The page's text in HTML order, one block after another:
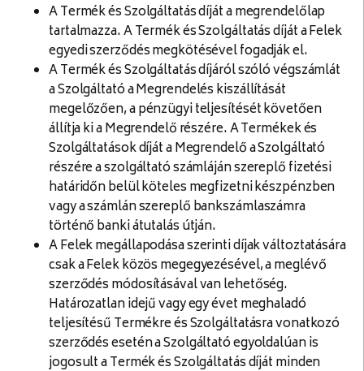
A Termék és Szolgáltatás díját a megrendelőlap
tartalmazza. A Termék és Szolgáltatás díját a Felek
egyedi szerződés megkötésével fogadják el.
A Termék és Szolgáltatás díjáról szóló végszámlát
a Szolgáltató a Megrendelés kiszállítását
megelőzően, a pénzügyi teljesítését követően
állítja ki a Megrendelő részére. A Termékek és
Szolgáltatások díját a Megrendelő a Szolgáltató
részére a szolgáltató számláján szereplő fizetési
határidőn belül köteles megfizetni készpénzben
vagy a számlán szereplő bankszámlaszámra
történő banki átutalás útján.
A Felek megállapodása szerinti díjak változtatására
csak a Felek közös megegyezésével, a meglévő
szerződés módosításával van lehetőség.
Határozatlan idejű vagy egy évet meghaladó
teljesítésű Termékre és Szolgáltatásra vonatkozó
szerződés esetén a Szolgáltató egyoldalúan is
jogosult a Termék és Szolgáltatás díját minden